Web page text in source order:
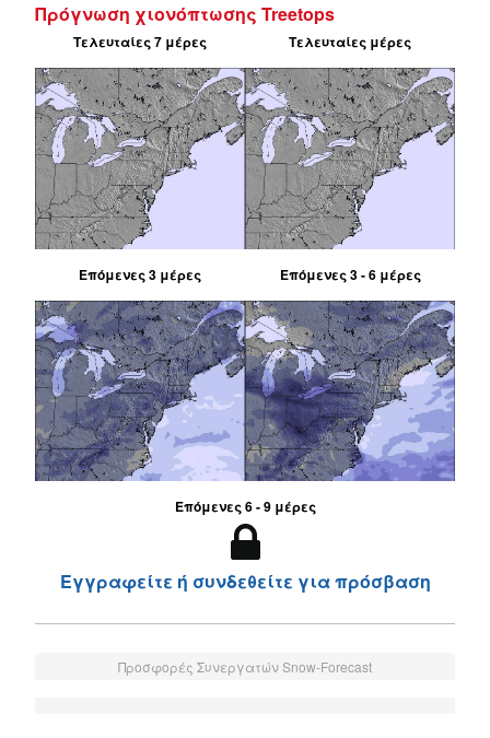
Πρόγνωση χιονόπτωσης Treetops
Τελευταίες 7 μέρες Τελευταίες μέρες
Επόμενες 3 μέρες Επόμενες 3 - 6 μέρες
Επόμενες 6 - 9 μέρες
Εγγραφείτε ή συνδεθείτε για πρόσβαση
Προσφορές Συνεργατών Snow-Forecast